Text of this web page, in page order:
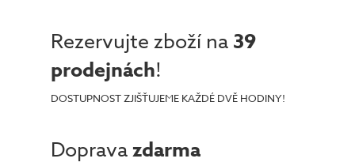
Rezervujte zboží na 39
prodejnách!
DOSTUPNOST ZJIŠŤUJEME KAŽDÉ DVĚ HODINY!
Dopravazdarma